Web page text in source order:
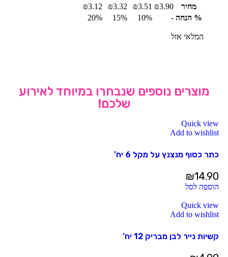
מחיר
₪3.90
₪3.51
₪3.32
₪3.12
% הנחה -
10%
15%
20%
המלאי אזל
מוצרים נוספים שנבחרו במיוחד לאירוע
שלכם!
Quick view
Add to wishlist
כתר כסוף מנצנץ על מקל 6 יח’
₪14.90
הוספה לסל
Quick view
Add to wishlist
קשיות נייר לבן מבריק 12 יח’